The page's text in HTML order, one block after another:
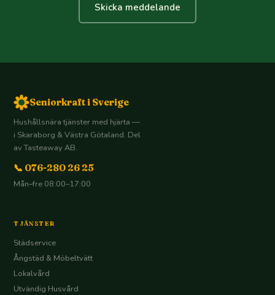
Skicka meddelande
Seniorkraft i Sverige
Hushållsnära tjänster med hjärta —
i Skaraborg & Västra Götaland. Del
av Tasteaway AB.
📞 076-280 26 25
Mån–fre 08:00–17:00
TJÄNSTER
Städservice
Ångstäd & Möbeltvätt
Lokalvård
Utvändig Husvård